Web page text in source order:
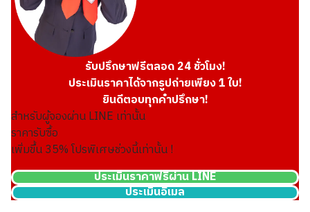
รับปรึกษาฟรีตลอด 24 ชั่วโมง!
ประเมินราคาได้จากรูปถ่ายเพียง 1 ใบ!
ยินดีตอบทุกคำปรึกษา!
สำหรับผู้จองผ่าน LINE เท่านั้น
ราคารับซื้อ
เพิ่มขึ้น35% โปรพิเศษช่วงนี้เท่านั้น !
ประเมินราคาฟรีผ่าน LINE
ประเมินอีเมล